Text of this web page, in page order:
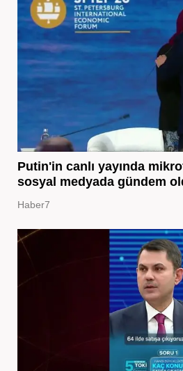
Putin'in canlı yayında
sosyal medyada gündem
Haber7